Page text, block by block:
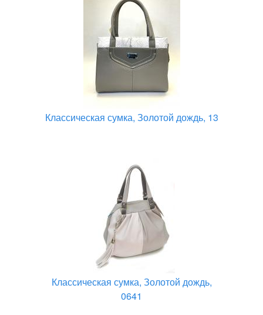
Классическая сумка, Золотой дождь, 13
Классическая сумка, Золотой дождь,
0641